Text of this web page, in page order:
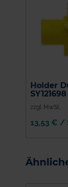
Holder
SY121698
zzgl. MwSt.
13,53 € /